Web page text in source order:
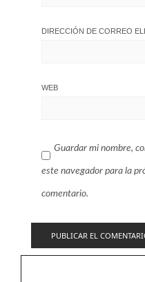
DIRECCIÓN DE CORREO
WEB
Guardar mi nombre,
este navegador para la
comentario.